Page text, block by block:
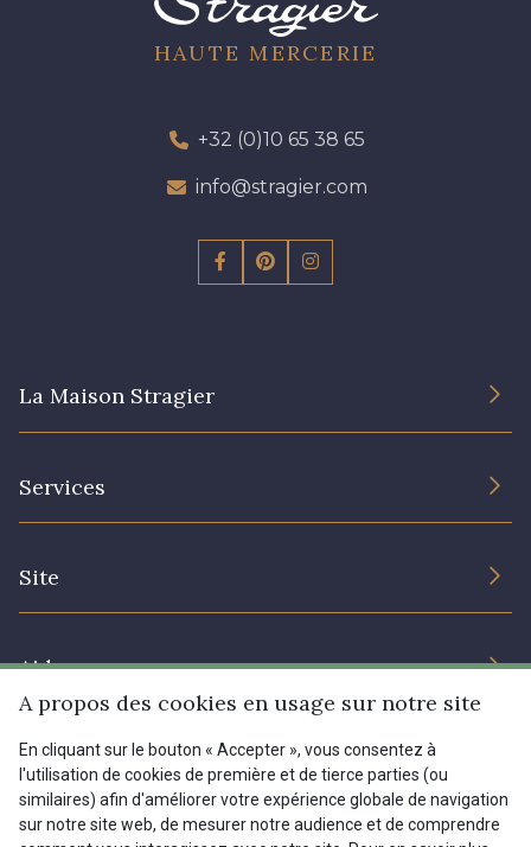
HAUTE MERCERIE
+32 (0)10 65 38 65
info@stragier.com
La Maison Stragier
Services
Site
Prix réduits
Aide
Livraison : France, Belgique, International
Retours & réclamations
FAQ - Questions fréquentes
Menu
Tous nos tissus
A propos des cookies en usage sur notre site
En cliquant sur le bouton « Accepter », vous consentez à
l'utilisation de cookies de première et de tierce parties (ou
similaires) afin d'améliorer votre expérience globale de navigation
sur notre site web, de mesurer notre audience et de comprendre